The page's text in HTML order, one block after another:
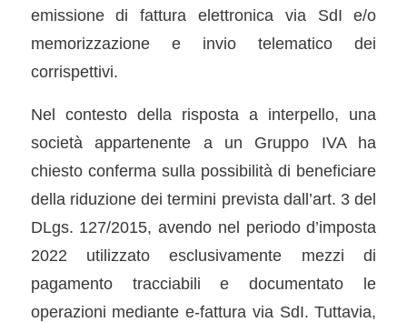
emissione di fattura elettronica via SdI e/o
memorizzazione e invio telematico dei
corrispettivi.
Nel contesto della risposta a interpello, una
società appartenente a un Gruppo IVA ha
chiesto conferma sulla possibilità di beneficiare
della riduzione dei termini prevista dall’art. 3 del
DLgs. 127/2015, avendo nel periodo d’imposta
2022 utilizzato esclusivamente mezzi di
pagamento tracciabili e documentato le
operazioni mediante e-fattura via SdI. Tuttavia,